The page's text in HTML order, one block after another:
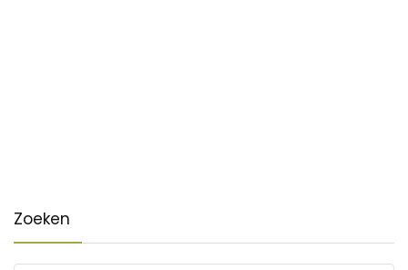
Zoeken